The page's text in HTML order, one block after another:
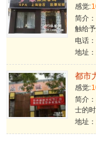
感觉:
简介
触给
电话
地址
都市
感觉:
简介
士的
地址